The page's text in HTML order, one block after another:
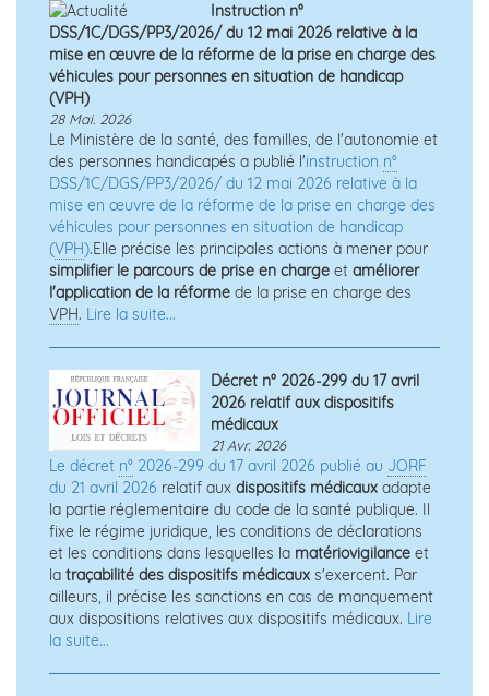
Instruction n°
DSS/1C/DGS/PP3/2026/ du 12 mai 2026 relative à la
mise en œuvre de la réforme de la prise en charge des
véhicules pour personnes en situation de handicap
(VPH)
28 Mai. 2026
Le Ministère de la santé, des familles, de l'autonomie et
des personnes handicapés a publié l'instruction n°
DSS/1C/DGS/PP3/2026/ du 12 mai 2026 relative à la
mise en œuvre de la réforme de la prise en charge des
véhicules pour personnes en situation de handicap
(VPH).Elle précise les principales actions à mener pour
simplifier le parcours de prise en charge et améliorer
l'application de la réforme de la prise en charge des
VPH. Lire la suite...
Décret n° 2026-299 du 17 avril
2026 relatif aux dispositifs
médicaux
21 Avr. 2026
Le décret n° 2026-299 du 17 avril 2026 publié au JORF
du 21 avril 2026 relatif aux dispositifs médicaux adapte
la partie réglementaire du code de la santé publique. Il
fixe le régime juridique, les conditions de déclarations
et les conditions dans lesquelles la matériovigilance et
la traçabilité des dispositifs médicaux s'exercent. Par
ailleurs, il précise les sanctions en cas de manquement
aux dispositions relatives aux dispositifs médicaux. Lire
la suite...